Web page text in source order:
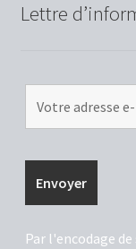
Nos E-solutions
The PING theory
Lettre
Par l'encodage